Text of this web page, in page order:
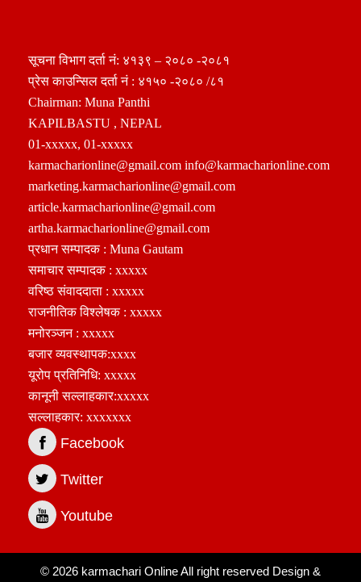
सूचना विभाग दर्ता नं: ४१३९ – २०८० -२०८१
प्रेस काउन्सिल दर्ता नं : ४१५० -२०८० /८१
Chairman: Muna Panthi
KAPILBASTU , NEPAL
01-xxxxx, 01-xxxxx
karmacharionline@gmail.com info@karmacharionline.com
marketing.karmacharionline@gmail.com
article.karmacharionline@gmail.com
artha.karmacharionline@gmail.com
प्रधान सम्पादक : Muna Gautam
समाचार सम्पादक : xxxxx
वरिष्ठ संवाददाता : xxxxx
राजनीतिक विश्लेषक : xxxxx
मनोरञ्जन : xxxxx
बजार व्यवस्थापक:xxxx
यूरोप प्रतिनिधि: xxxxx
कानूनी सल्लाहकार:xxxxx
सल्लाहकार: xxxxxxx
Facebook
Twitter
Youtube
© 2026 karmachari Online All right reserved Design &